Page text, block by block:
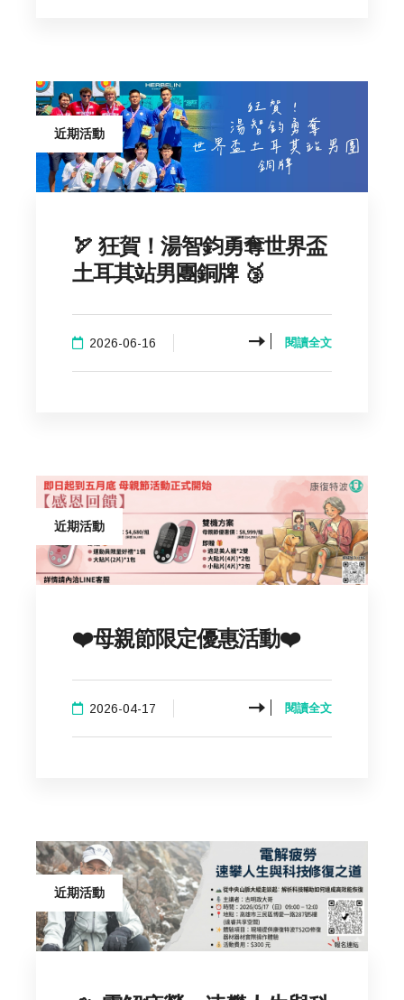
近期活動
🏹 狂賀！湯智鈞勇奪世界盃
土耳其站男團銅牌 🥉
2026-06-16 閱讀全文
近期活動
❤️母親節限定優惠活動❤️
2026-04-17 閱讀全文
近期活動